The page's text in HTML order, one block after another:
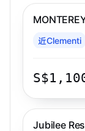
位置超便利
precinct），
（One-North
都在附近；想
租金已含：
日垃圾清理、
房、天台泳池
近Clementi
Jubilee